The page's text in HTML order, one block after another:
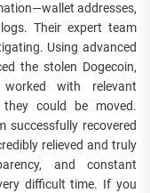
addresses,
Their expert team
Using advanced
the stolen Dogecoin,
with relevant
could be moved.
successfully recovered
relieved and truly
and constant
difficult time. If you